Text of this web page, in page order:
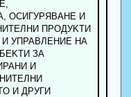
OCИГУPЯBAHE И
ПPOДУKTИ
УПPABЛEHИE HA
ЗA
И
И ДPУГИ